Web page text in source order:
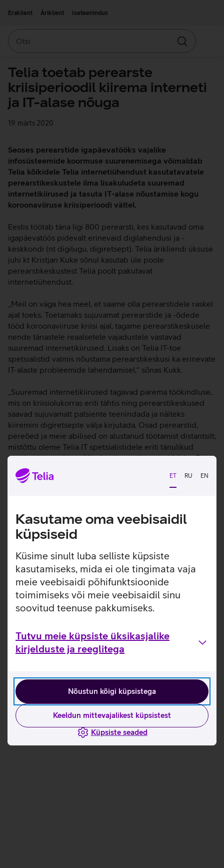
ET RU EN
Kasutame oma veebisaidil
küpsiseid
Küsime sinult luba selliste küpsiste
kasutamiseks, mida ei ole tingimata vaja
meie veebisaidi põhifunktsioonide
toimimiseks või meie veebisaidil sinu
soovitud teenuse pakkumiseks.
Tutvu meie küpsiste üksikasjalike
kirjelduste ja reeglitega
Nõustun kõigi küpsistega
Keeldun mittevajalikest küpsistest
Küpsiste seaded
Eraklient
Äriklient Iseteenindus
Otsin
Telia toetab perearste
kriisiperioodil kiirema interneti
ja IT-alase nõuga
19. märts 2020
Seoses perearstide igapäevatööks vajalike
infosüsteemide koormuse suurenemisega võimaldab
Telia kõikidele Telia internetiühendust kasutatavatele
perearstikeskustele ilma lisakuludeta suuremad
internetikiirused ja tasuta IT-alase nõustamise kogu
koroonaviiruse kriisiperioodi vältel.
Eestis töötab täna ligi 800 perearsti, kes kasutavad oma
igapäevatöös pidevalt erinevaid digilahendusi ja -
keskkondi (nt digilugu, digiretsept). Telia ärikliendi üksuse
juhi kt Kristjan Kuke sõnul kasutab üle poole
perearstikeskustest Telia poolt pakutavat
internetiühendust.
„Meil on väga hea meel, et saame olla perearstidele raskel
ajal toeks. Toetamaks sujuvamat perearstide ja -õdede
tööd koroonaviiruse kriisi ajal, tagame perearstikeskusele
nende tänastele reaalsetele vajadustele vastavad
suuremad internetikiirused. Lisaks on Telia IT-toe
spetsialistid valmis nõustama perearstikeskusi ka erinevate
IT-alaste probleemide lahendamisel,“ sõnas Kukk.
„Suuremad internetikiirused tagavad parema töökindluse,
mis on kriisiolukorras eriti tähtis ning perearstikeskused
saavad sujuvamalt patsiente teenindada ja näiteks
kiiremini digiretsepte välja kirjutada. Osad perearstid,
pereõed ja meie abilised on alustanud töötamist distantsilt,
mistõttu oleme Telia IT spetsialistidele eriti tänulikud
nende abi eest kaugtöökohtade seadistamisel,“ ütles Eesti
Perearstide Seltsi juhatuse liige dr. Eero Merilind.